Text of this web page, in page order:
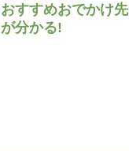
おすすめおでかけ先
が分かる!